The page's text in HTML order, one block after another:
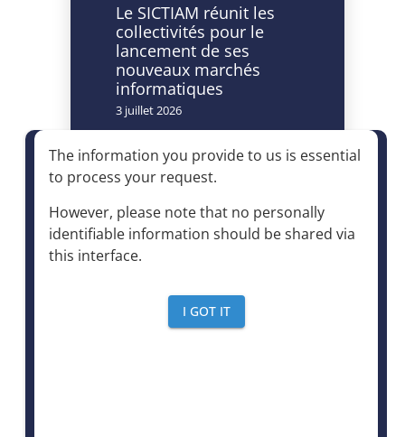
Le SICTIAM réunit les
collectivités pour le
lancement de ses
nouveaux marchés
informatiques
3 juillet 2026
Caméras à lecture
automatisée de
plaques
d’immatriculation et
accès à la déchèterie :
un dispositif autorisé à
condition d’être
4 juin 2026
The information you provide to us is essential
to process your request.
However, please note that no personally
identifiable information should be shared via
this interface.
I GOT IT